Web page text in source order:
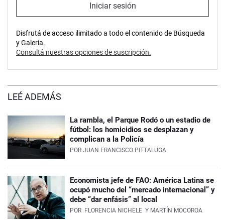
Iniciar sesión
Disfrutá de acceso ilimitado a todo el contenido de Búsqueda
y Galería.
Consultá nuestras opciones de suscripción.
LEÉ ADEMÁS
La rambla, el Parque Rodó o un estadio de
fútbol: los homicidios se desplazan y
complican a la Policía
POR JUAN FRANCISCO PITTALUGA
Economista jefe de FAO: América Latina se
ocupó mucho del “mercado internacional” y
debe “dar enfásis” al local
POR FLORENCIA NICHELE Y MARTÍN MOCOROA